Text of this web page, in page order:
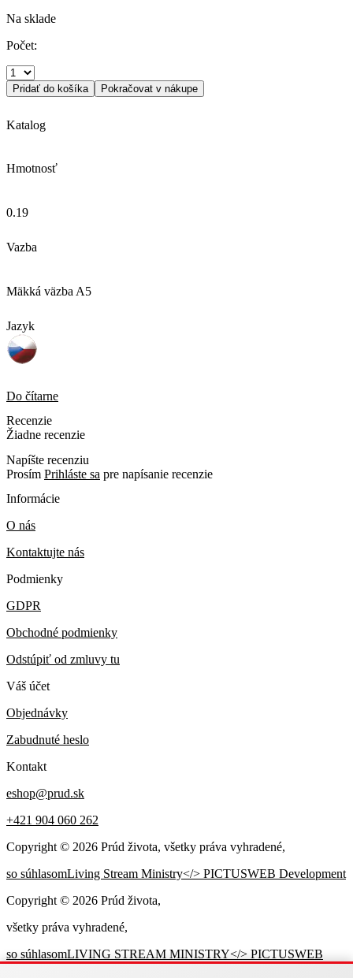
Na sklade
Počet:
Pridať do košíka Pokračovat v nákupe
Katalog
Hmotnosť
0.19
Vazba
Mäkká väzba A5
Jazyk
Do čítarne
Recenzie
Žiadne recenzie
Napíšte recenziu
Prosím Prihláste sa pre napísanie recenzie
Informácie
O nás
Kontaktujte nás
Podmienky
GDPR
Obchodné podmienky
Odstúpiť od zmluvy tu
Váš účet
Objednávky
Zabudnuté heslo
Kontakt
eshop@prud.sk
+421 904 060 262
Copyright © 2026 Prúd života, všetky práva vyhradené,
so súhlasomLiving Stream Ministry</> PICTUSWEB Development
Copyright © 2026 Prúd života,
všetky práva vyhradené,
so súhlasomLIVING STREAM MINISTRY</> PICTUSWEB
Development